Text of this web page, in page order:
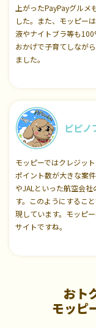
上がったPayPayグル
した。また、モッピー
液やナイトブラ等も
おかげで子育てしなが
ました。
ピピノ
モッピーではクレジッ
ポイント数が大きな案
やJALといった航空会
す。このようにするこ
現しています。モッピ
サイトですね。
おト
モッピ